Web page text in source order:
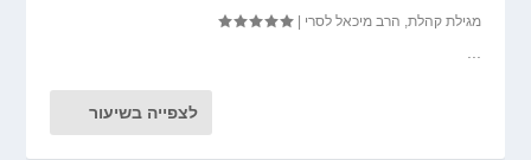
מגילת קהלת, הרב מיכאל לסרי |
לצפייה בשיעור